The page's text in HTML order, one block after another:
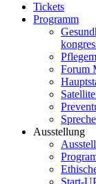
Tickets
Programm
Forum
Ausstellung
Start-